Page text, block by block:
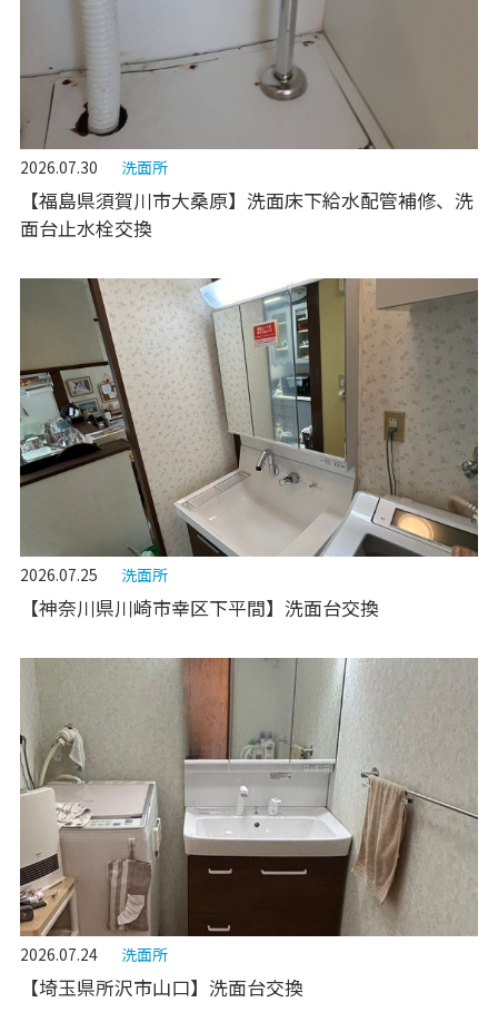
2026.07.30 洗面所
【福島県須賀川市大桑原】洗面床下給水配管補修、洗
面台止水栓交換
2026.07.25 洗面所
【神奈川県川崎市幸区下平間】洗面台交換
2026.07.24 洗面所
【埼玉県所沢市山口】洗面台交換